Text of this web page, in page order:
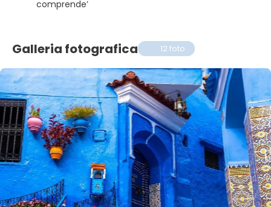
comprende’
Galleria fotografica 12 foto